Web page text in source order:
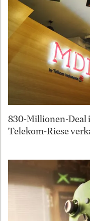
830-Millionen-Deal
Telekom-Riese